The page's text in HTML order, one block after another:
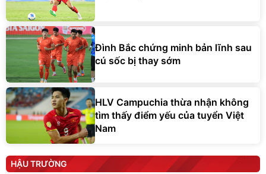
Đình Bắc chứng minh bản lĩnh sau
cú sốc bị thay sớm
HLV Campuchia thừa nhận không
tìm thấy điểm yếu của tuyển Việt
Nam
HẬU TRƯỜNG